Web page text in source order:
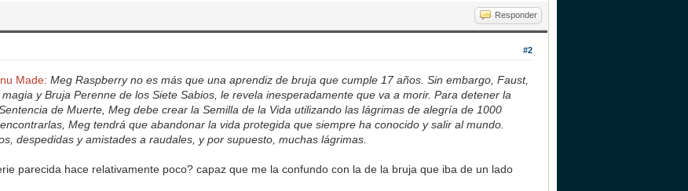
Responder
#2
Made: Meg Raspberry no es más que una aprendiz de bruja que cumple 17 años. Sin embargo, Faust,
y Bruja Perenne de los Siete Sabios, le revela inesperadamente que va a morir. Para detener la
de Muerte, Meg debe crear la Semilla de la Vida utilizando las lágrimas de alegría de 1000
Meg tendrá que abandonar la vida protegida que siempre ha conocido y salir al mundo.
despedidas y amistades a raudales, y por supuesto, muchas lágrimas.
parecida hace relativamente poco? capaz que me la confundo con la de la bruja que iba de un lado